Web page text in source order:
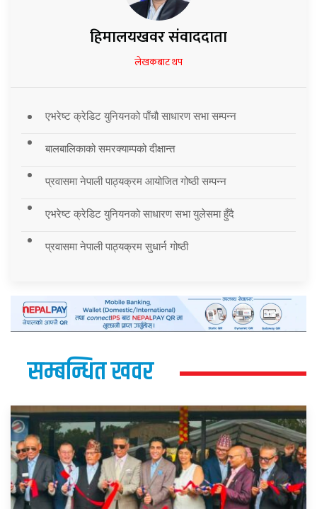
हिमालयखवर संवाददाता
लेखकबाट थप
एभरेष्ट क्रेडिट युनियनको पाँचौ साधारण सभा सम्पन्न
बालबालिकाको समरक्याम्पको दीक्षान्त
प्रवासमा नेपाली पाठ्यक्रम आयोजित गोष्ठी सम्पन्न
एभरेष्ट क्रेडिट युनियनको साधारण सभा युलेसमा हुँदै
प्रवासमा नेपाली पाठ्यक्रम सुधार्न गोष्ठी
सम्बन्धित खवर